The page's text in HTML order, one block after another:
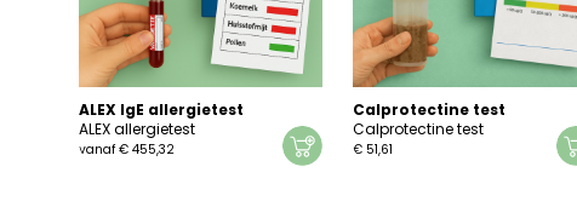
ALEX IgE allergietest
ALEX allergietest
vanaf€ 455,32
Calprotectine test
Calprotectine test
€ 51,61